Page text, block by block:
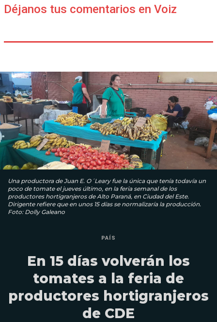
Déjanos tus comentarios en Voiz
Una productora de Juan E. O´Leary fue la única que tenía todavía un
poco de tomate el jueves último, en la feria semanal de los
productores hortigranjeros de Alto Paraná, en Ciudad del Este.
Dirigente refiere que en unos 15 días se normalizaría la producción.
Foto: Dolly Galeano
PAÍS
En 15 días volverán los
tomates a la feria de
productores hortigranjeros
de CDE